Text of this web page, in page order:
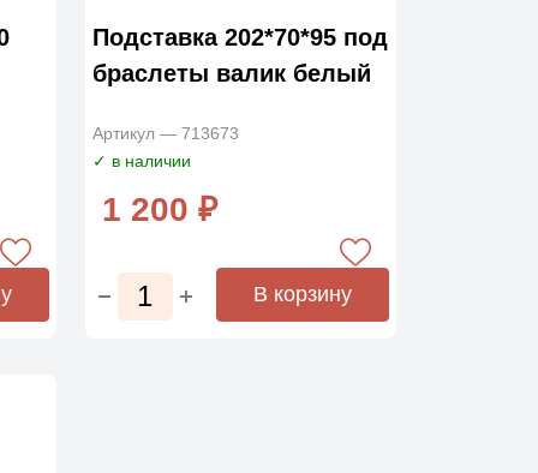
Подставка 202*70*95 под
браслеты валик белый
Артикул — 713673
✓ в наличии
1 200 ₽
В корзину